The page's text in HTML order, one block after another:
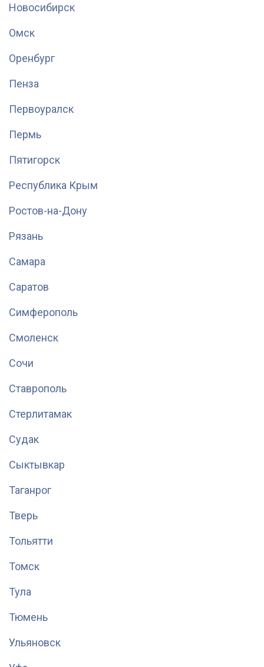
Новосибирск
Омск
Оренбург
Пенза
Первоуралск
Пермь
Пятигорск
Республика Крым
Ростов-на-Дону
Рязань
Самара
Саратов
Симферополь
Смоленск
Сочи
Ставрополь
Стерлитамак
Судак
Сыктывкар
Таганрог
Тверь
Тольятти
Томск
Тула
Тюмень
Ульяновск